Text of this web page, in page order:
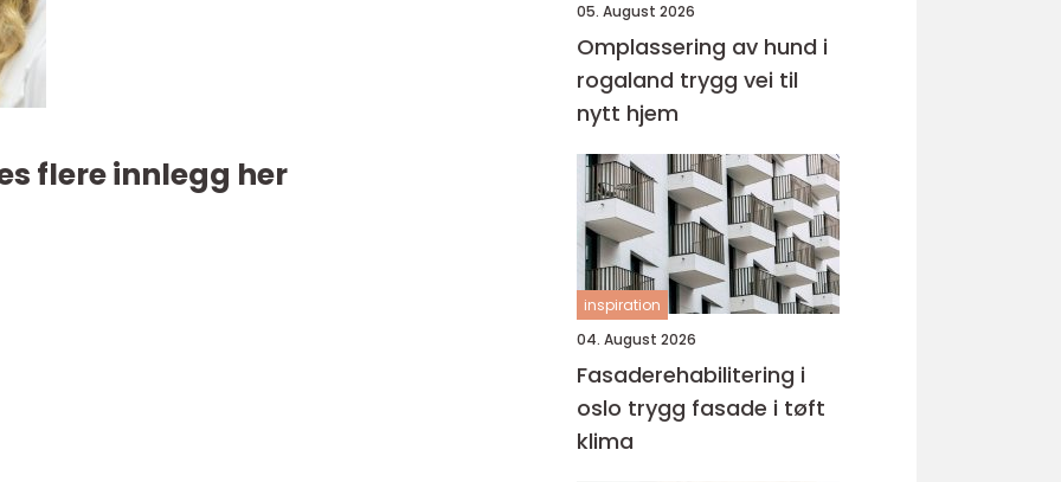
flere innlegg her
05. August 2026
Omplassering av hund i
rogaland trygg vei til
nytt hjem
inspiration
04. August 2026
Fasaderehabilitering i
oslo trygg fasade i tøft
klima